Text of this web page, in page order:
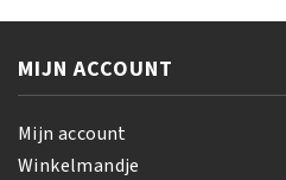
MIJN ACCOUNT
Mijn account
Winkelmandje